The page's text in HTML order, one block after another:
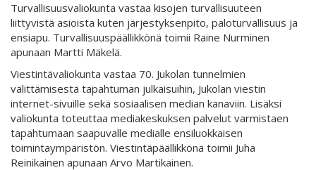
Turvallisuusvaliokunta vastaa kisojen turvallisuuteen
liittyvistä asioista kuten järjestyksenpito, paloturvallisuus ja
ensiapu. Turvallisuuspäällikkönä toimii Raine Nurminen
apunaan Martti Mäkelä.
Viestintävaliokunta vastaa 70. Jukolan tunnelmien
välittämisestä tapahtuman julkaisuihin, Jukolan viestin
internet-sivuille sekä sosiaalisen median kanaviin. Lisäksi
valiokunta toteuttaa mediakeskuksen palvelut varmistaen
tapahtumaan saapuvalle medialle ensiluokkaisen
toimintaympäristön. Viestintäpäällikkönä toimii Juha
Reinikainen apunaan Arvo Martikainen.